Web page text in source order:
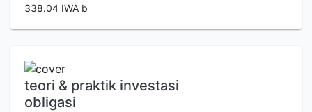
338.04 IWA b
teori & praktik investasi
obligasi